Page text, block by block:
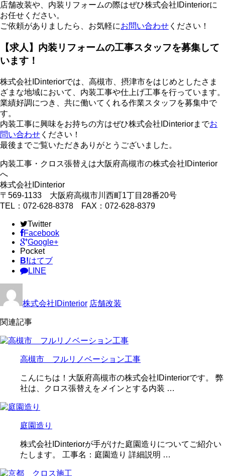
店舗改装や、内装リフォームの際はぜひ株式会社IDinteriorに
お任せください。
ご依頼がありましたら、お気軽にお問い合わせ ください！
【求人】内装リフォームの工事スタッフを募集して
います！
株式会社IDinteriorでは、高槻市、摂津市をはじめとしたさま
ざまな地域において、内装工事や仕上げ工事を行っています。
業績好調につき、共に働いてくれる作業スタッフを募集中で
す。
内装工事に興味をお持ちの方はぜひ株式会社IDinteriorまでお
問い合わせ ください！
最後までご覧いただきありがとうございました。
内装工事・クロス張替えは大阪府高槻市の株式会社IDinterior
へ
株式会社IDinterior
〒569-1133 大阪府高槻市川西町1丁目28番20号
TEL：072-628-8378 FAX：072-628-8379
Twitter
Facebook
Google+
Pocket
B!はてブ
LINE
株式会社IDinterior 店舗改装
関連記事
高槻市 フルリノベーション工事
こんにちは！大阪府高槻市の株式会社IDinteriorです。 弊
社は、クロス張替えをメインとする内装 …
庭園造り
株式会社IDinteriorが手がけた庭園造りについてご紹介い
たします。 工事名：庭園造り 詳細説明 …